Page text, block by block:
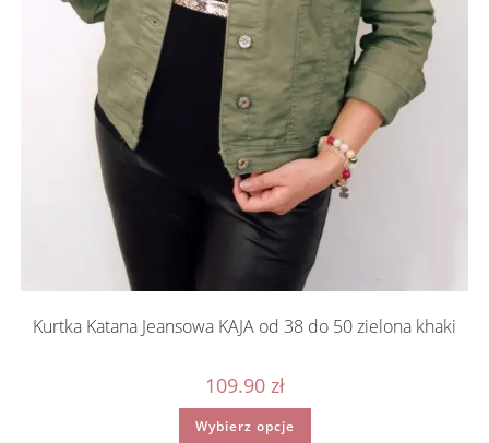
Kurtka Katana Jeansowa KAJA od 38 do 50 zielona khaki
109.90 zł
Wybierz opcje
Ten